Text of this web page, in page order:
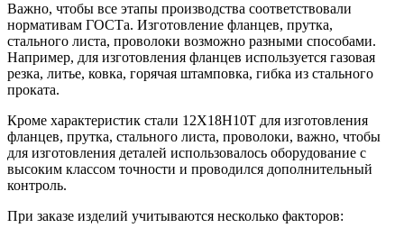
Важно, чтобы все этапы производства соответствовали
нормативам ГОСТа. Изготовление фланцев, прутка,
стального листа, проволоки возможно разными способами.
Например, для изготовления фланцев используется газовая
резка, литье, ковка, горячая штамповка, гибка из стального
проката.
Кроме характеристик стали 12Х18Н10Т для изготовления
фланцев, прутка, стального листа, проволоки, важно, чтобы
для изготовления деталей использовалось оборудование с
высоким классом точности и проводился дополнительный
контроль.
При заказе изделий учитываются несколько факторов: